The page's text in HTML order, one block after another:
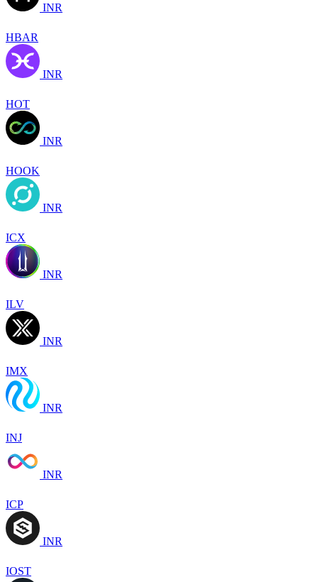
INR
HBAR
INR
HOT
INR
HOOK
INR
ICX
INR
ILV
INR
IMX
INR
INJ
INR
ICP
INR
IOST